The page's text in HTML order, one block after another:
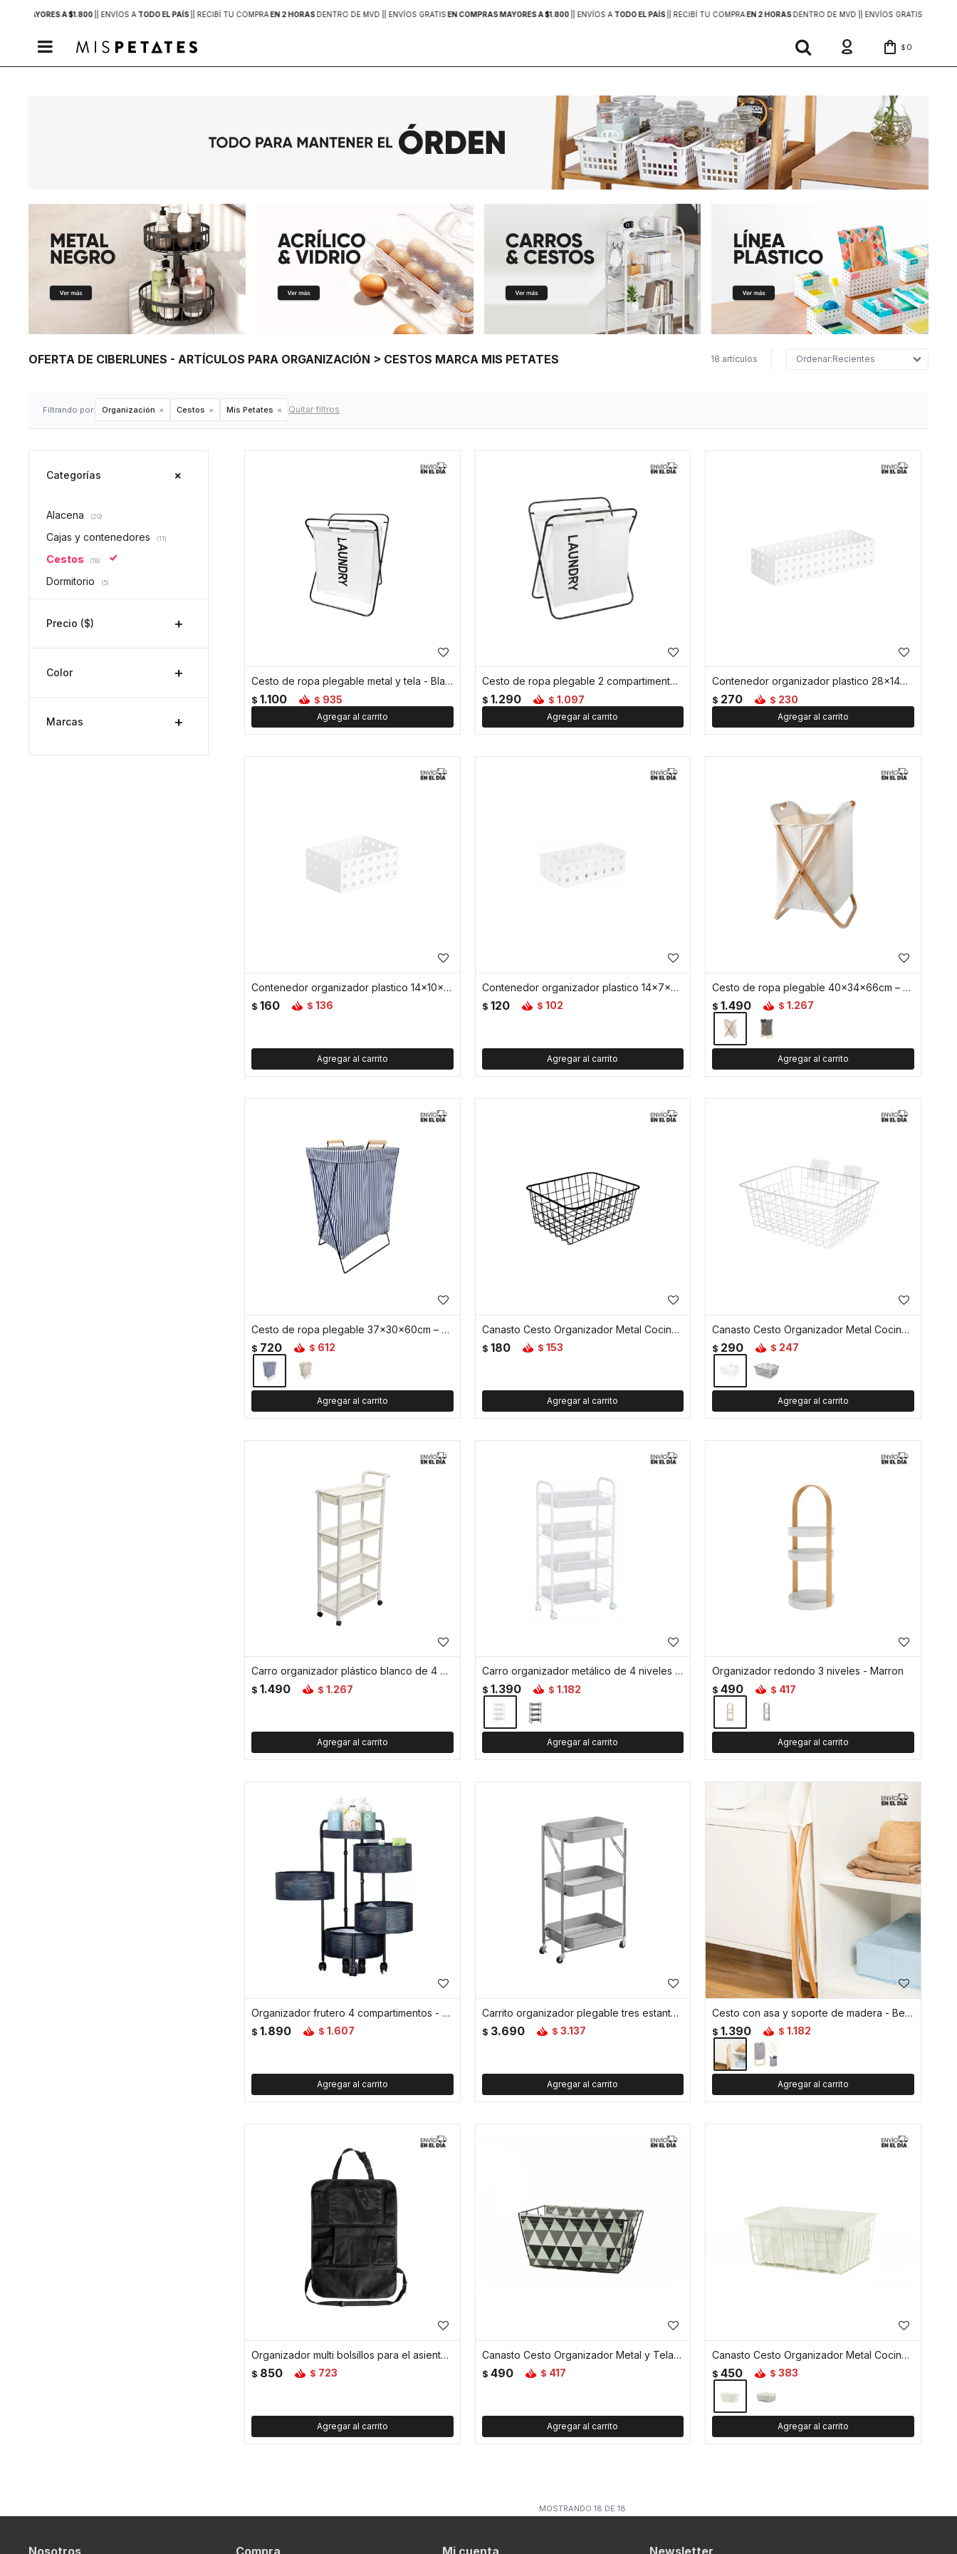
MAYORES A $1.800 | ENVÍOS A TODO EL PAÍS | RECIBÍ TU COMPRAEN 2 HORASDENTRO DE MVD | | ENVÍOS GRATISEN COMPRAS MAYORES A $1.800 | ENVÍOS A TODO EL PAÍS | RECIBÍ TU COMPRAEN 2 HORASDENTRO DE MVD | | ENVÍOS GRATIS
 $ 0
OFERTA DE CIBERLUNES - ARTÍCULOS PARA ORGANIZACIÓN > CESTOS MARCA MIS PETATES 18 artículos Recientes
Filtrando por: Organización Cestos Mis Petates Quitar filtros
Cesto de ropa plegable metal y tela - Blanco
$ 1.100 $ 935
Cesto de ropa plegable 2 compartimentos metal y tela - Blanco
$ 1.290 $ 1.097
Contenedor organizador plastico 28x14x6cm - Blanco
$ 270 $ 230
Contenedor organizador plastico 14x10x6cm - Blanco
$ 160 $ 136
Contenedor organizador plastico 14x7x4cm - Blanco
$ 120 $ 102
Cesto de ropa plegable 40x34x66cm – Bambú y tela - Beige
$ 1.490 $ 1.267
Cesto de ropa plegable 37x30x60cm – Bambú y tela rayas - Azul
$ 720 $ 612
Canasto Cesto Organizador Metal Cocina Baño Oficina 22x17x10cm - Negro - Negro
$ 180 $ 153
Canasto Cesto Organizador Metal Cocina Baño Oficina 28x22x12cm - Blanco
$ 290 $ 247
Carro organizador plástico blanco de 4 niveles con ruedas – 43x21x99cm - Blanco
$ 1.490 $ 1.267
Carro organizador metálico de 4 niveles con ruedas - Blanco
$ 1.390 $ 1.182
Organizador redondo 3 niveles - Marron
$ 490 $ 417
Organizador frutero 4 compartimentos - Negro
$ 1.890 $ 1.607
Carrito organizador plegable tres estantes y ruedas - Gris
$ 3.690 $ 3.137
Cesto con asa y soporte de madera - Beige
$ 1.390 $ 1.182
Organizador multi bolsillos para el asiento del auto
$ 850 $ 723
Canasto Cesto Organizador Metal y Tela Estampada 30x23cm - Verde
$ 490 $ 417
Canasto Cesto Organizador Metal Cocina Baño Oficina - Blanco
$ 450 $ 383
MOSTRANDO18 DE18
Categorías
Alacena (20)
Cajas y contenedores (11)
Cestos (18)
Dormitorio (5)
Precio ($)
Color
Marcas
Nosotros Compra Mi cuenta Newsletter